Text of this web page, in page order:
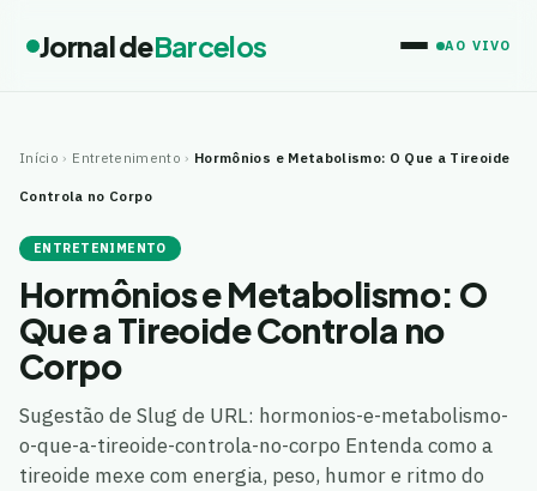
Jornal deBarcelos AO VIVO
Início › Entretenimento › Hormônios e Metabolismo: O Que a Tireoide
Controla no Corpo
ENTRETENIMENTO
Hormônios e Metabolismo: O
Que a Tireoide Controla no
Corpo
Sugestão de Slug de URL: hormonios-e-metabolismo-
o-que-a-tireoide-controla-no-corpo Entenda como a
tireoide mexe com energia, peso, humor e ritmo do